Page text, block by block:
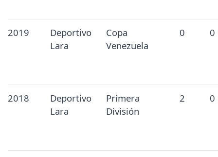
2019
Deportivo
Lara
Copa
Venezuela
0 0
2018
Deportivo
Lara
Primera
División
2 0